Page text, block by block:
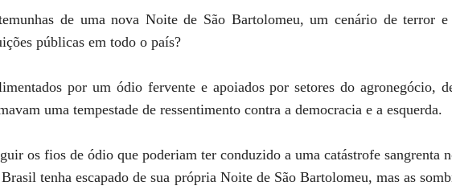
de uma nova Noite de São Bartolomeu, um cenário de terror e
públicas em todo o país?
por um ódio fervente e apoiados por setores do agronegócio,
uma tempestade de ressentimento contra a democracia e a esquerda.
os fios de ódio que poderiam ter conduzido a uma catástrofe sangrenta
tenha escapado de sua própria Noite de São Bartolomeu, mas as